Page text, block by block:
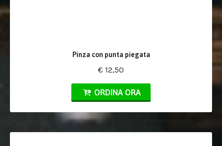
Pinza con punta piegata
€ 12,50
ORDINA ORA